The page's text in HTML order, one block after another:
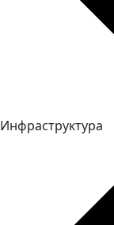
Инфраструктура